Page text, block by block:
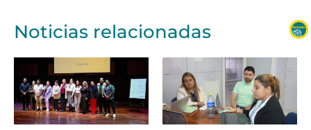
Noticias relacionadas